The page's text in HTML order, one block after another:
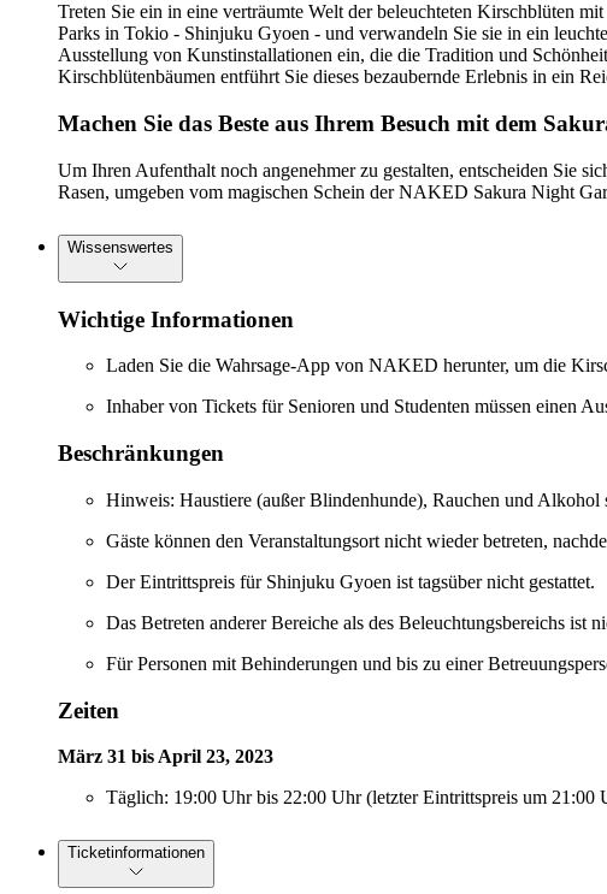
Treten Sie ein in eine verträumte Welt der beleuchteten Kirschblüten
Parks in Tokio - Shinjuku Gyoen - und verwandeln Sie sie in ein
Ausstellung von Kunstinstallationen ein, die die Tradition und
Kirschblütenbäumen entführt Sie dieses bezaubernde Erlebnis in ein
Machen Sie das Beste aus Ihrem Besuch mit dem
Um Ihren Aufenthalt noch angenehmer zu gestalten, entscheiden Sie
Rasen, umgeben vom magischen Schein der NAKED Sakura Night
Wissenswertes
Wichtige Informationen
Laden Sie die Wahrsage-App von NAKED herunter, um die
Inhaber von Tickets für Senioren und Studenten müssen einen
Beschränkungen
Hinweis: Haustiere (außer Blindenhunde), Rauchen und Alkohol
Gäste können den Veranstaltungsort nicht wieder betreten,
Der Eintrittspreis für Shinjuku Gyoen ist tagsüber nicht gestattet.
Das Betreten anderer Bereiche als des Beleuchtungsbereichs ist
Für Personen mit Behinderungen und bis zu einer
Zeiten
März 31 bis April 23, 2023
Täglich: 19:00 Uhr bis 22:00 Uhr (letzter Eintrittspreis um 21:00
Ticketinformationen